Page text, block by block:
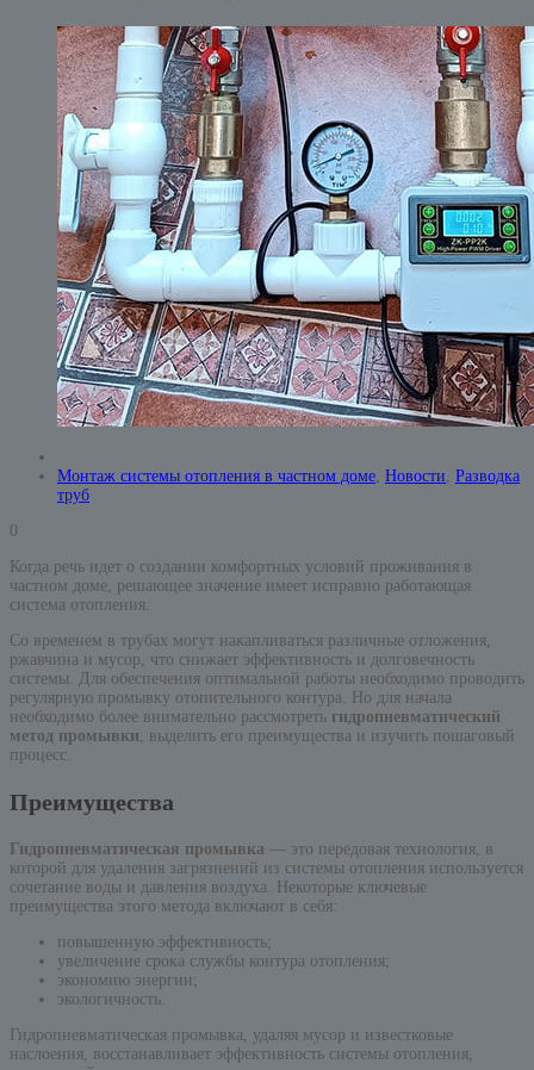
Монтаж системы отопления в частном доме, Новости, Разводка
труб
0
Когда речь идет о создании комфортных условий проживания в
частном доме, решающее значение имеет исправно работающая
система отопления.
Со временем в трубах могут накапливаться различные отложения,
ржавчина и мусор, что снижает эффективность и долговечность
системы. Для обеспечения оптимальной работы необходимо проводить
регулярную промывку отопительного контура. Но для начала
необходимо более внимательно рассмотреть гидропневматический
метод промывки, выделить его преимущества и изучить пошаговый
процесс.
Преимущества
Гидропневматическая промывка — это передовая технология, в
которой для удаления загрязнений из системы отопления используется
сочетание воды и давления воздуха. Некоторые ключевые
преимущества этого метода включают в себя:
повышенную эффективность;
увеличение срока службы контура отопления;
экономию энергии;
экологичность.
Гидропневматическая промывка, удаляя мусор и известковые
наслоения, восстанавливает эффективность системы отопления,